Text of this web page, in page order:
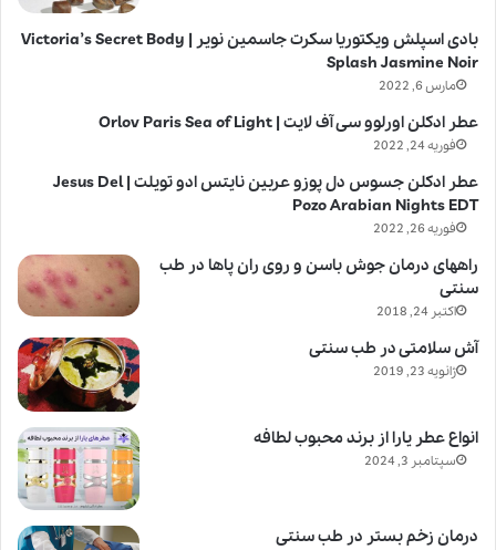
بادی اسپلش ویکتوریا سکرت جاسمین نویر | Victoria’s Secret Body
Splash Jasmine Noir
مارس 6, 2022
عطر ادکلن اورلوو سی آف لایت | Orlov Paris Sea of Light
فوریه 24, 2022
عطر ادکلن جسوس دل پوزو عربین نایتس ادو تویلت | Jesus Del
Pozo Arabian Nights EDT
فوریه 26, 2022
راههای درمان جوش باسن و روی ران پاها در طب
سنتی
اکتبر 24, 2018
آش سلامتی در طب سنتی
ژانویه 23, 2019
انواع عطر یارا از برند محبوب لطافه
سپتامبر 3, 2024
درمان زخم بستر در طب سنتی